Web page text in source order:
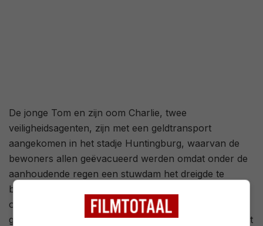
De jonge Tom en zijn oom Charlie, twee
veiligheidsagenten, zijn met een geldtransport
aangekomen in het stadje Huntingburg, waarvan de
bewoners allen geëvacueerd werden omdat onder de
aanhoudende regen een stuwdam het dreigde te
begeven. Jim, een ouwe boef, ziet zijn kans schoon
om in de heersende paniek met zijn bende het
geldtransport te overvallen. Tom probeert in allerijl het